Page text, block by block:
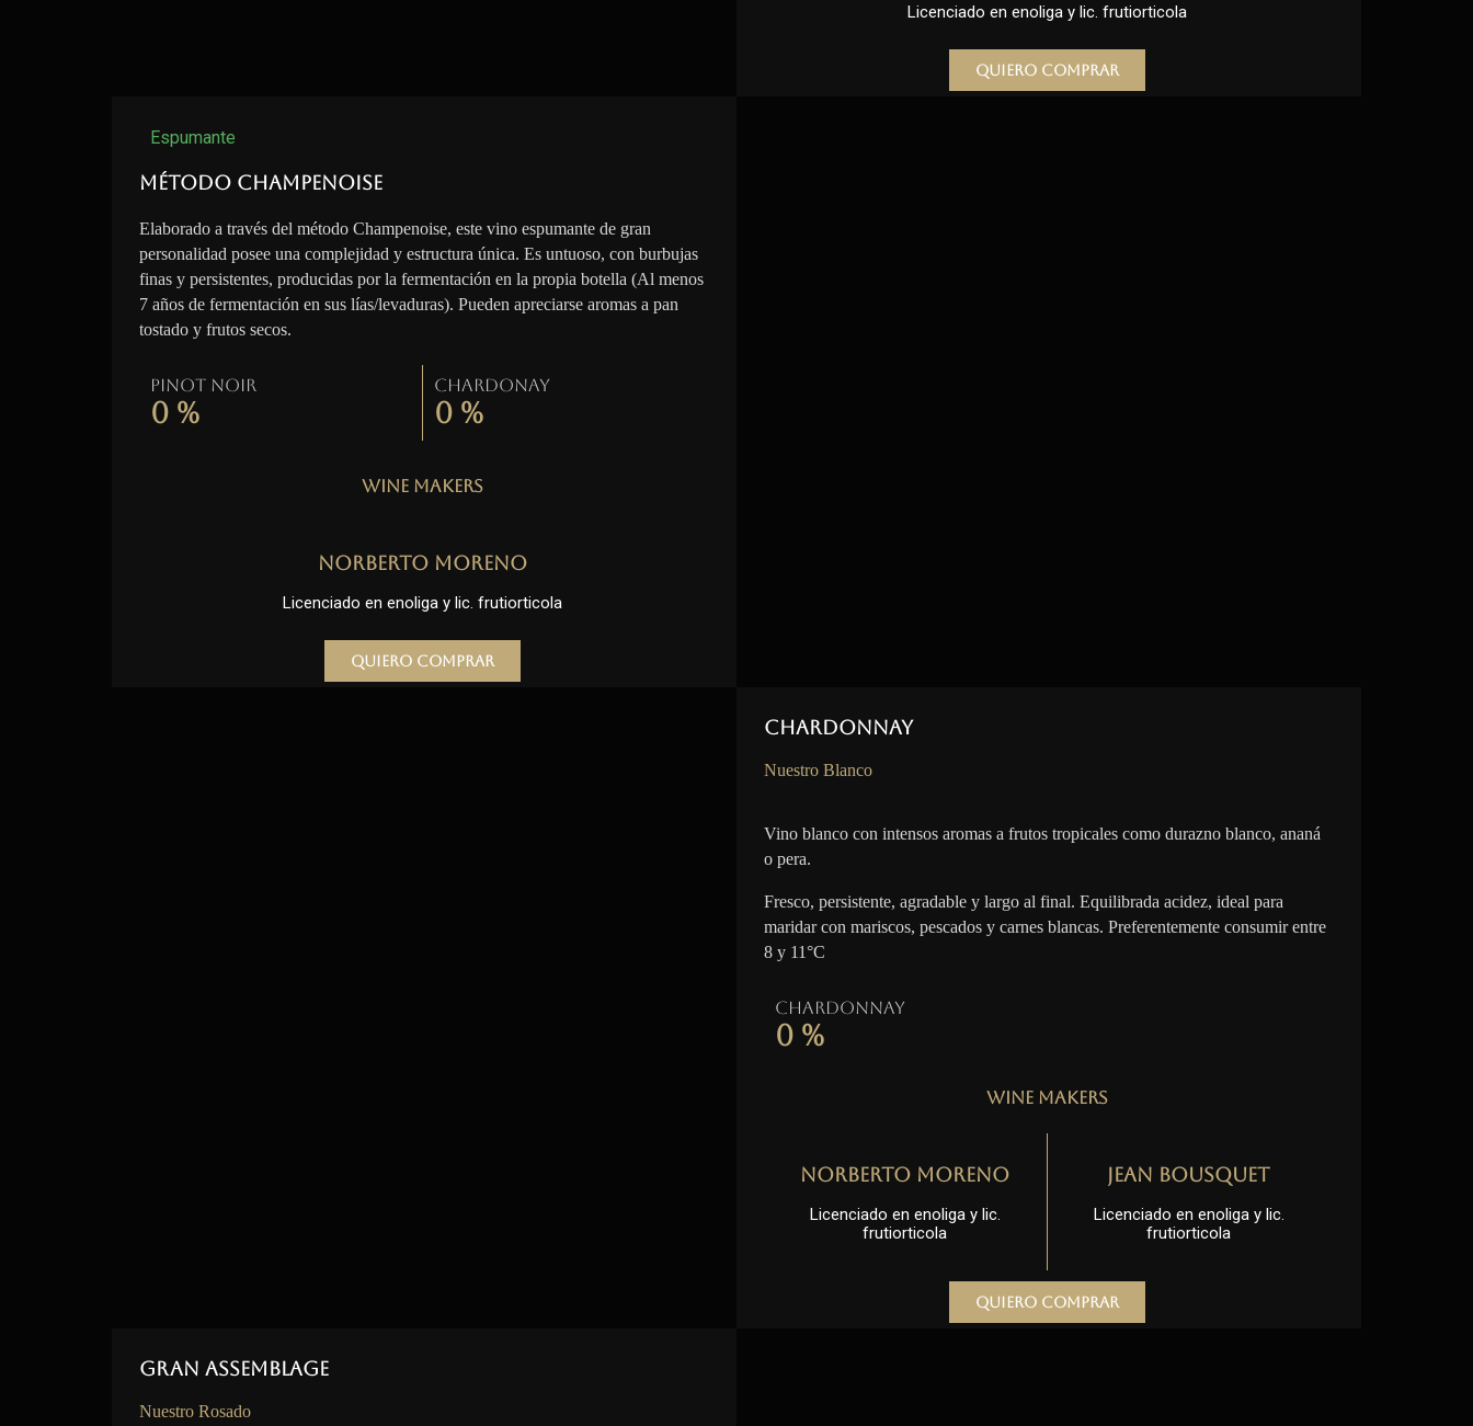
Licenciado en enoliga y lic. frutiorticola
Quiero comprar
Espumante
Método Champenoise
Elaborado a través del método Champenoise, este vino espumante de gran
personalidad posee una complejidad y estructura única. Es untuoso, con burbujas
finas y persistentes, producidas por la fermentación en la propia botella (Al menos
7 años de fermentación en sus lías/levaduras). Pueden apreciarse aromas a pan
tostado y frutos secos.
Pinot Noir
0 %
Chardonay
0 %
Wine Makers
Norberto Moreno
Licenciado en enoliga y lic. frutiorticola
Quiero comprar
Chardonnay
Nuestro Blanco
Vino blanco con intensos aromas a frutos tropicales como durazno blanco, ananá
o pera.
Fresco, persistente, agradable y largo al final. Equilibrada acidez, ideal para
maridar con mariscos, pescados y carnes blancas. Preferentemente consumir entre
8 y 11°C
Chardonnay
0 %
Wine Makers
Norberto Moreno
Licenciado en enoliga y lic.
frutiorticola
Jean Bousquet
Licenciado en enoliga y lic.
frutiorticola
Quiero comprar
Gran Assemblage
Nuestro Rosado